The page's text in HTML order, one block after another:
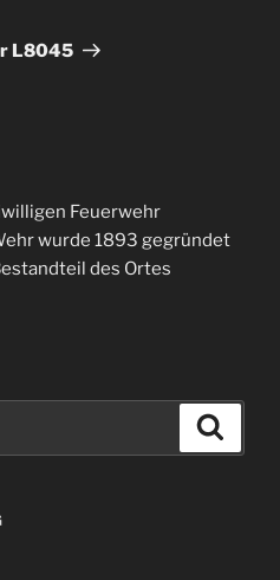
L8045
Feuerwehr
wurde 1893 gegründet
des Ortes